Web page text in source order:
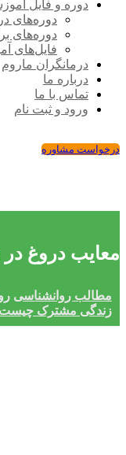
دوره و فایل
دوره‌های
دوره‌های
فایل‌های
درمانگران ماروم
درباره ما
تماس با ما
ورود و ثبت نام
درخواست مشاوره
معایب دروغ
مطالب روانشناسی
زندگی مشترک